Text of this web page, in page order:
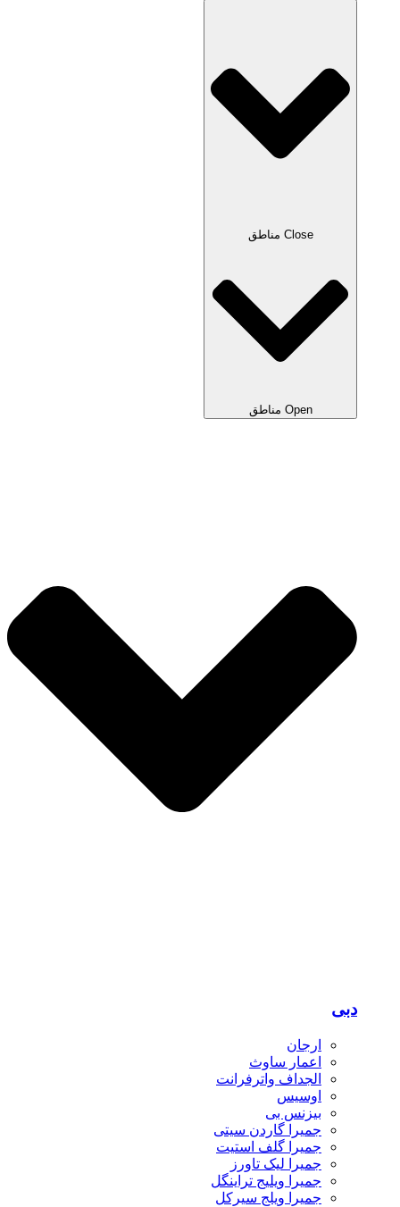
Close مناطق
Open مناطق
دبی
ارجان
اعمار ساوث
الجداف واترفرانت
اوسیس
بیزنس بی
جمیرا گاردن سیتی
جمیرا گلف استیت
جمیرا لیک تاورز
جمیرا ویلیج تراینگل
جمیرا ویلج سیرکل